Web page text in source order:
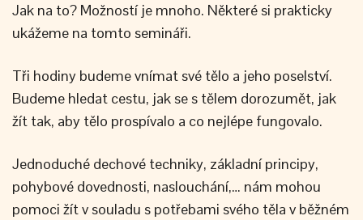
Jak na to? Možností je mnoho. Některé si prakticky
ukážeme na tomto semináři.
Tři hodiny budeme vnímat své tělo a jeho poselství.
Budeme hledat cestu, jak se s tělem dorozumět, jak
žít tak, aby tělo prospívalo a co nejlépe fungovalo.
Jednoduché dechové techniky, základní principy,
pohybové dovednosti, naslouchání,… nám mohou
pomoci žít v souladu s potřebami svého těla v běžném